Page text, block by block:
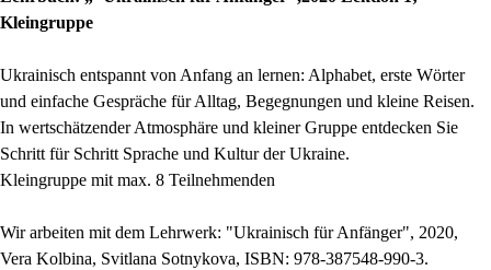
Kleingruppe
Ukrainisch entspannt von Anfang an lernen: Alphabet, erste Wörter
und einfache Gespräche für Alltag, Begegnungen und kleine Reisen.
In wertschätzender Atmosphäre und kleiner Gruppe entdecken Sie
Schritt für Schritt Sprache und Kultur der Ukraine.
Kleingruppe mit max. 8 Teilnehmenden
Wir arbeiten mit dem Lehrwerk: "Ukrainisch für Anfänger", 2020,
Vera Kolbina, Svitlana Sotnykova, ISBN: 978-387548-990-3.